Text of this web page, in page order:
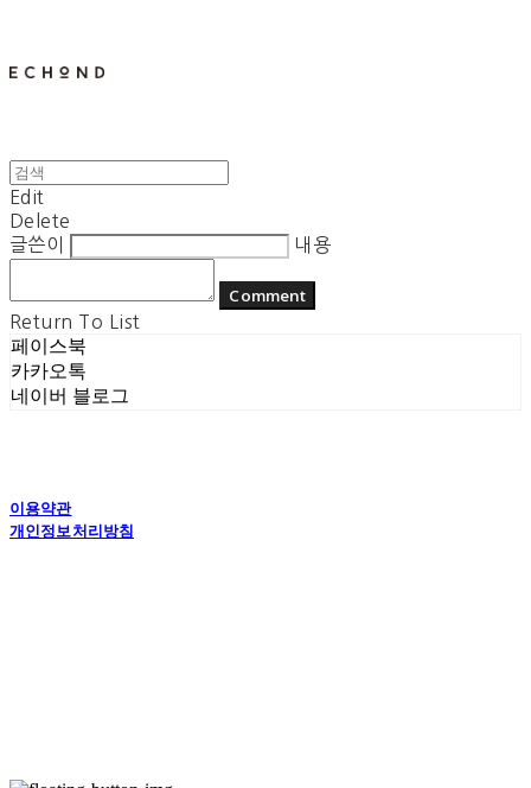
Edit
Delete
글쓴이
내용
Comment
Return To List
페이스북
카카오톡
네이버 블로그
이용약관
개인정보처리방침